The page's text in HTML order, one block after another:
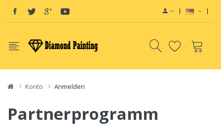
Konto Anmelden
Partnerprogramm